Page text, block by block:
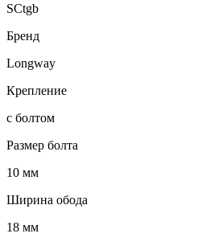
SCtgb
Бренд
Longway
Крепление
с болтом
Размер болта
10 мм
Ширина обода
18 мм